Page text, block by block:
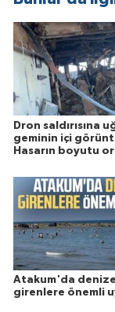
Dron saldırısına
geminin içi
Hasarın boyutu
Atakum'da denize
girenlere önemli